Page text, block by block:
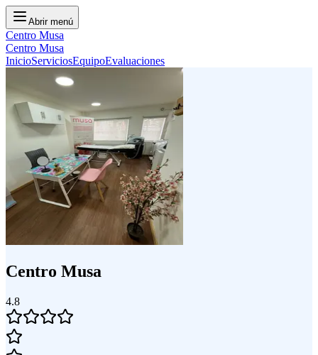
Abrir menú
Centro Musa
Centro Musa
InicioServiciosEquipoEvaluaciones
Centro Musa
4.8